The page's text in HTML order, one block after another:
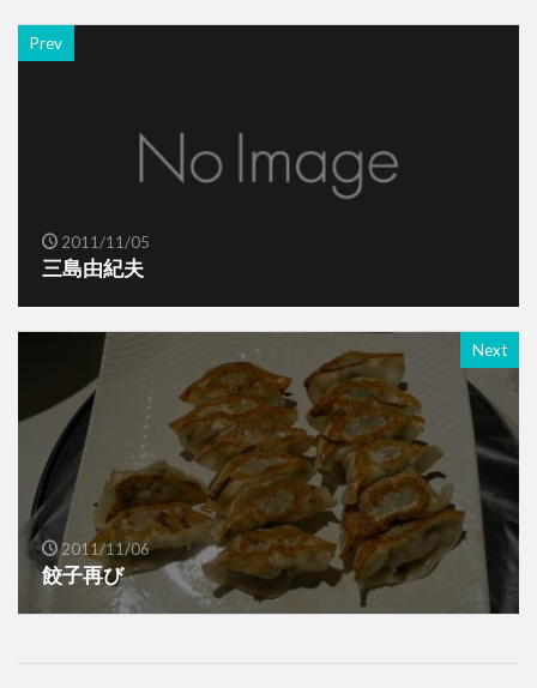
Prev
2011/11/05
三島由紀夫
Next
2011/11/06
餃子再び